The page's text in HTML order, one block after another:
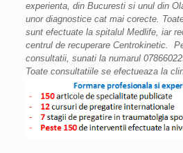
experienta, din Bucuresti si unul din
unor diagnostice cat mai corecte.
sunt efectuate la spitalul Medlife, iar
centrul de recuperare Centrokinetic.
consultatii, sunati la numarul
Toate consultatiile se efectueaza la